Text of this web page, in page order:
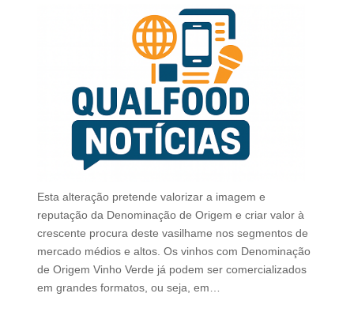
Esta alteração pretende valorizar a imagem e
reputação da Denominação de Origem e criar valor à
crescente procura deste vasilhame nos segmentos de
mercado médios e altos. Os vinhos com Denominação
de Origem Vinho Verde já podem ser comercializados
em grandes formatos, ou seja, em…